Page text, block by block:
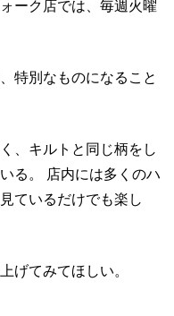
ーク店では、毎週火曜
特別なものになること
、キルトと同じ柄をし
る。 店内には多くのハ
ているだけでも楽し
げてみてほしい。